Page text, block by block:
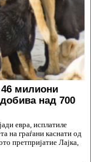
46 милиони
над 700
евра, исплатиле
на граѓани каснати од
претпријатие Лајка,